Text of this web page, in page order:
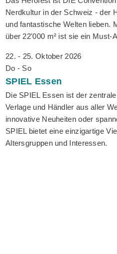
Nerdkultur in der Schweiz - der
und fantastische Welten lieben.
über 22'000 m² ist sie ein Must-
22. - 25. Oktober 2026
Do - So
SPIEL Essen
Die SPIEL Essen ist der
Verlage und Händler aus aller
innovative Neuheiten oder
SPIEL bietet eine einzigartige
Altersgruppen und Interessen.